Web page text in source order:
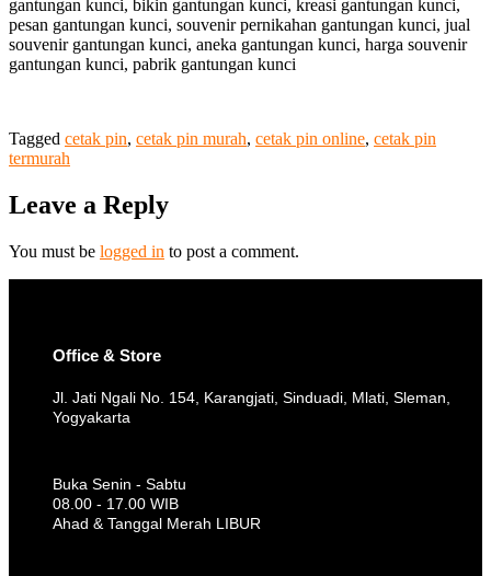
gantungan kunci, bikin gantungan kunci, kreasi gantungan kunci,
pesan gantungan kunci, souvenir pernikahan gantungan kunci, jual
souvenir gantungan kunci, aneka gantungan kunci, harga souvenir
gantungan kunci, pabrik gantungan kunci
Tagged cetak pin, cetak pin murah, cetak pin online, cetak pin
termurah
Leave a Reply
You must be logged in to post a comment.
Office & Store
Jl. Jati Ngali No. 154, Karangjati, Sinduadi, Mlati, Sleman,
Yogyakarta
Buka Senin - Sabtu
08.00 - 17.00 WIB
Ahad & Tanggal Merah LIBUR